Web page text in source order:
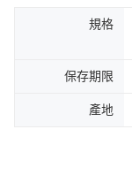
規格
保存期限
產地